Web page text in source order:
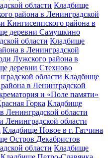
области Кладбище
района в Ленинградской
Кингисеппского района в
деревни Самушкино
области Кладбище
в Ленинградской
Лужского района в
деревни Стехново
области Кладбище
в Ленинградской
и «Поле памяти»
Горка Кладбище
Ленинградской области
области
Кладбище Новое в г. Гатчина
Остров Декабристов
области Кладбище